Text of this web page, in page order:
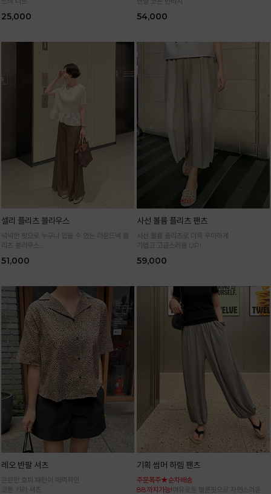
입어요
25,000 54,000
셀리 플리츠 블라우스
넉넉한 핏으로 누구나 입을 수 있는 라운드넥 플
리츠 블라우스
51,000
사선 볼륨 플리츠 팬츠
사선 볼륨 플리츠로 더욱 우아하게
가볍고 고급스러움 UP!
59,000
레오 반팔 셔츠
은은한 호피 패턴이 매력적인
코튼 카라 셔츠
기획 썸머 하렘 팬츠
주문폭주★순차배송
88까지가능!여유로운 벌룬핏으로 자연스러운 체